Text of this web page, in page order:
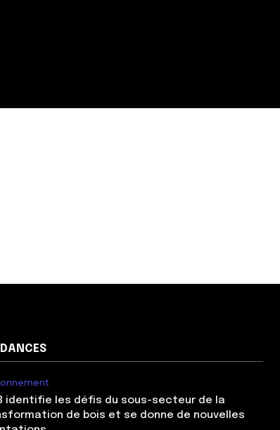
identifie les défis du sous-secteur de la
de bois et se donne de nouvelles